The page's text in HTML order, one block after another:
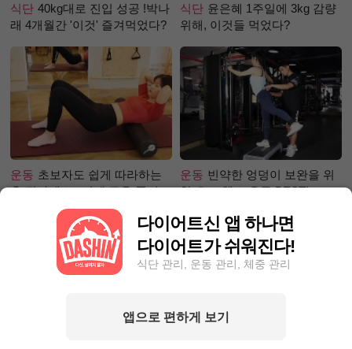
식단 40kg대로 진입 성공 !박나
래 4개월간 '이것' 즐겨먹었다?
식단 윤은혜 1주일에 3kg 감량
위해, 이것들 먹었다?
운동 초보자도 쉽게 따라하는
홈 필라테스 –어깨 근육 풀어주
운동 빈약한 엉덩이 보완을 위
한 초보 헬스 운동 BEST!
다이어트신 앱 하나면
다이어트가 쉬워진다!
식단 관리, 운동 관리, 체중 관리
앱으로 편하게 보기